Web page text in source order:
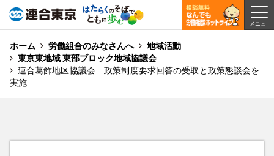
ホーム 労働組合のみなさんへ
地域活動
東京東地域 東部ブロック地域協議会
連合葛飾地区協議会 政策制度要求回答の受取と政策懇談会を
実施